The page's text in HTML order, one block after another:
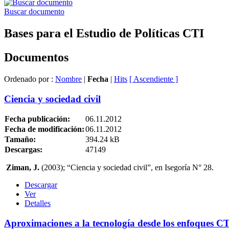
Buscar documento
Bases para el Estudio de Políticas CTI
Documentos
Ordenado por : Nombre | Fecha | Hits [ Ascendiente ]
Ciencia y sociedad civil
Fecha publicación:
06.11.2012
Fecha de modificación:06.11.2012
Tamaño:
394.24 kB
Descargas:
47149
Ziman, J. (2003); “Ciencia y sociedad civil”, en Isegoría N° 28.
Descargar
Ver
Detalles
Aproximaciones a la tecnología desde los enfoques